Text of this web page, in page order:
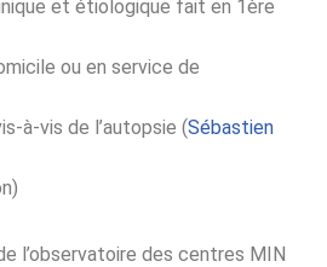
et étiologique fait en 1ère
ou en service de
à-vis de l’autopsie (Sébastien
l’observatoire des centres MIN